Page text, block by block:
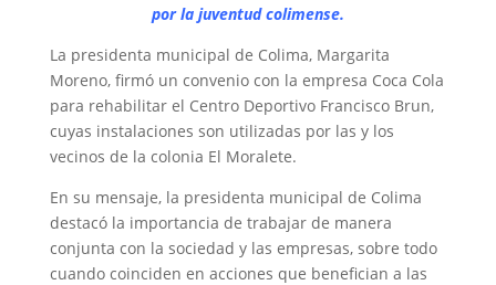
por la juventud colimense.
La presidenta municipal de Colima, Margarita
Moreno, firmó un convenio con la empresa Coca Cola
para rehabilitar el Centro Deportivo Francisco Brun,
cuyas instalaciones son utilizadas por las y los
vecinos de la colonia El Moralete.
En su mensaje, la presidenta municipal de Colima
destacó la importancia de trabajar de manera
conjunta con la sociedad y las empresas, sobre todo
cuando coinciden en acciones que benefician a las